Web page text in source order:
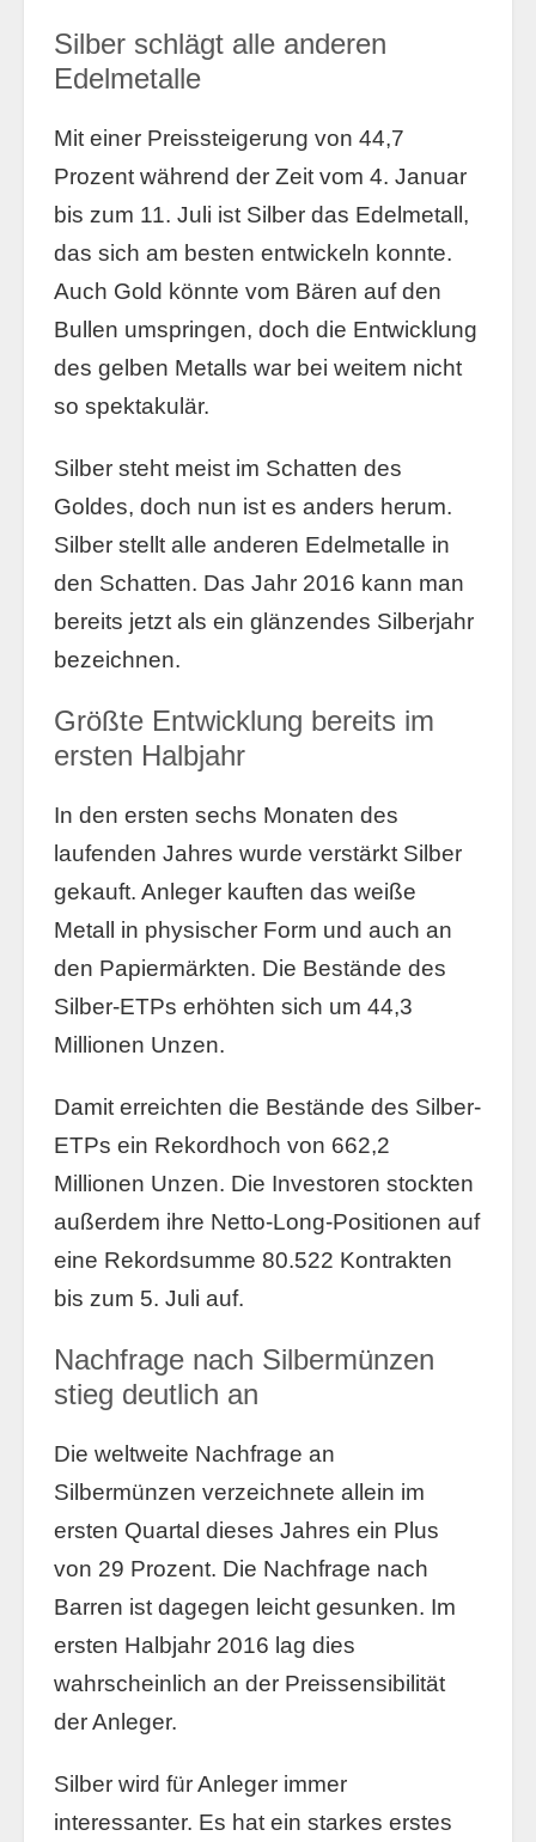
Silber schlägt alle anderen
Edelmetalle
Mit einer Preissteigerung von 44,7
Prozent während der Zeit vom 4. Januar
bis zum 11. Juli ist Silber das Edelmetall,
das sich am besten entwickeln konnte.
Auch Gold könnte vom Bären auf den
Bullen umspringen, doch die Entwicklung
des gelben Metalls war bei weitem nicht
so spektakulär.
Silber steht meist im Schatten des
Goldes, doch nun ist es anders herum.
Silber stellt alle anderen Edelmetalle in
den Schatten. Das Jahr 2016 kann man
bereits jetzt als ein glänzendes Silberjahr
bezeichnen.
Größte Entwicklung bereits im
ersten Halbjahr
In den ersten sechs Monaten des
laufenden Jahres wurde verstärkt Silber
gekauft. Anleger kauften das weiße
Metall in physischer Form und auch an
den Papiermärkten. Die Bestände des
Silber-ETPs erhöhten sich um 44,3
Millionen Unzen.
Damit erreichten die Bestände des Silber-
ETPs ein Rekordhoch von 662,2
Millionen Unzen. Die Investoren stockten
außerdem ihre Netto-Long-Positionen auf
eine Rekordsumme 80.522 Kontrakten
bis zum 5. Juli auf.
Nachfrage nach Silbermünzen
stieg deutlich an
Die weltweite Nachfrage an
Silbermünzen verzeichnete allein im
ersten Quartal dieses Jahres ein Plus
von 29 Prozent. Die Nachfrage nach
Barren ist dagegen leicht gesunken. Im
ersten Halbjahr 2016 lag dies
wahrscheinlich an der Preissensibilität
der Anleger.
Silber wird für Anleger immer
interessanter. Es hat ein starkes erstes